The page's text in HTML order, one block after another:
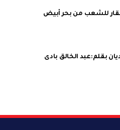
للشعب من بحر أبيض
بقلم:عبد الخالق بادى